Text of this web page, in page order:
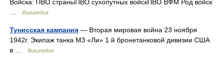
Войска: ПВО страныПВО сухопутных войскПВО ВФМ Род войск
Википедия
Тунисская кампания — Вторая мировая война 23 ноября
1942г. Экипаж танка М3 «Ли» 1 й бронетанковой дивизии США
в …
Википедия